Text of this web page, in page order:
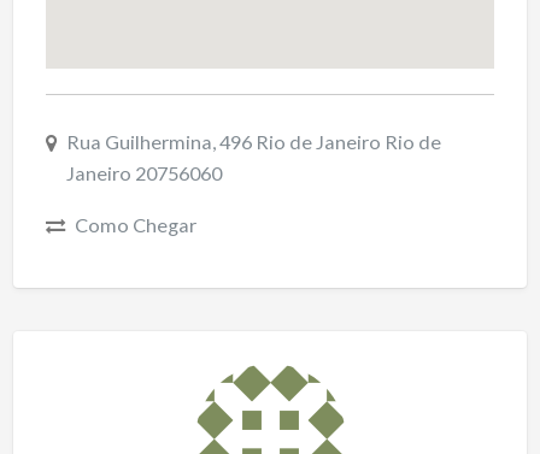
Rua Guilhermina, 496 Rio de Janeiro Rio de
Janeiro 20756060
Como Chegar